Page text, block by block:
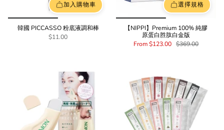
加入購物車
韓國 PICCASSO 粉底液調和棒
$11.00
選擇規格
【NIPPI】Premium 100% 純膠
原蛋白胜肽白金版
From$123.00 $369.00